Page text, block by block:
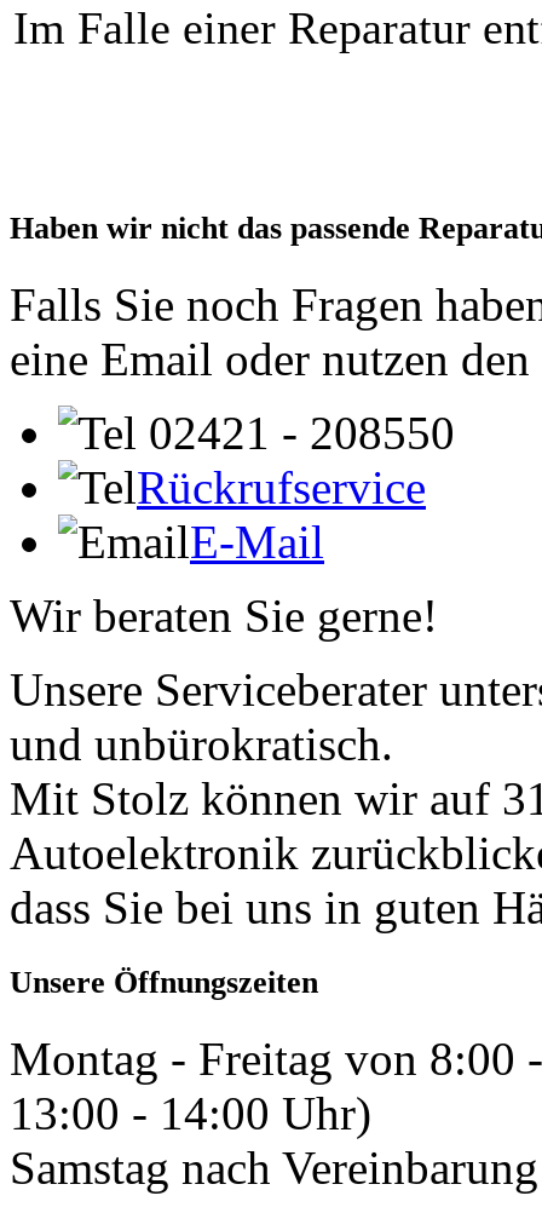
Im Falle einer Reparatur
Haben wir nicht das passende
Falls Sie noch Fragen
eine Email oder nutzen
02421 - 208550
Rückrufservice
E-Mail
Wir beraten Sie gerne!
Unsere Serviceberater
und unbürokratisch.
Mit Stolz können wir auf
Autoelektronik
dass Sie bei uns in guten
Unsere Öffnungszeiten
Montag - Freitag von 8:00
13:00 - 14:00 Uhr)
Samstag nach